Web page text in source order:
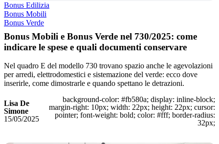
Bonus Edilizia
Bonus Mobili
Bonus Verde
Bonus Mobili e Bonus Verde nel 730/2025: come
indicare le spese e quali documenti conservare
Nel quadro E del modello 730 trovano spazio anche le agevolazioni
per arredi, elettrodomestici e sistemazione del verde: ecco dove
inserirle, come dimostrarle e quando spettano le detrazioni.
Lisa De
Simone
15/05/2025
background-color: #fb580a; display: inline-block;
margin-right: 10px; width: 22px; height: 22px; cursor:
pointer; font-weight: bold; color: #fff; border-radius:
32px;